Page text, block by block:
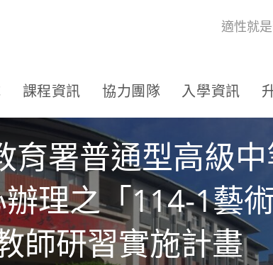
適性就
課程資訊 協力團隊 入學資訊
育署普通型高級
理之「114-1藝
師研習實施計畫